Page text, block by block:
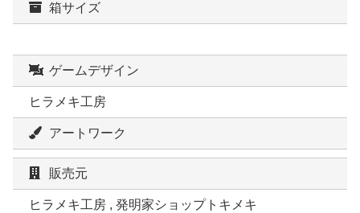
箱サイズ
ゲームデザイン
ヒラメキ工房
アートワーク
販売元
ヒラメキ工房 , 発明家ショップトキメキ